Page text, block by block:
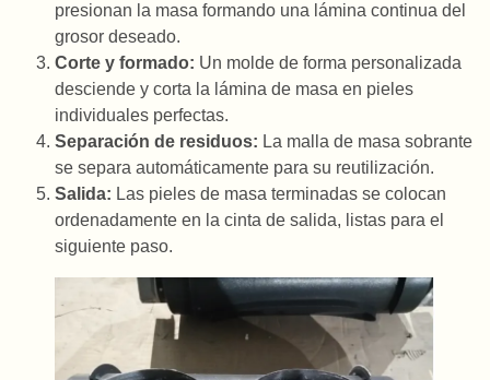
presionan la masa formando una lámina continua del
grosor deseado.
Corte y formado: Un molde de forma personalizada
desciende y corta la lámina de masa en pieles
individuales perfectas.
Separación de residuos: La malla de masa sobrante
se separa automáticamente para su reutilización.
Salida: Las pieles de masa terminadas se colocan
ordenadamente en la cinta de salida, listas para el
siguiente paso.